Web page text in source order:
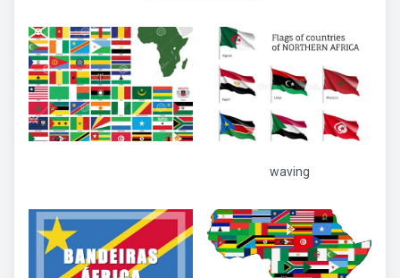
waving